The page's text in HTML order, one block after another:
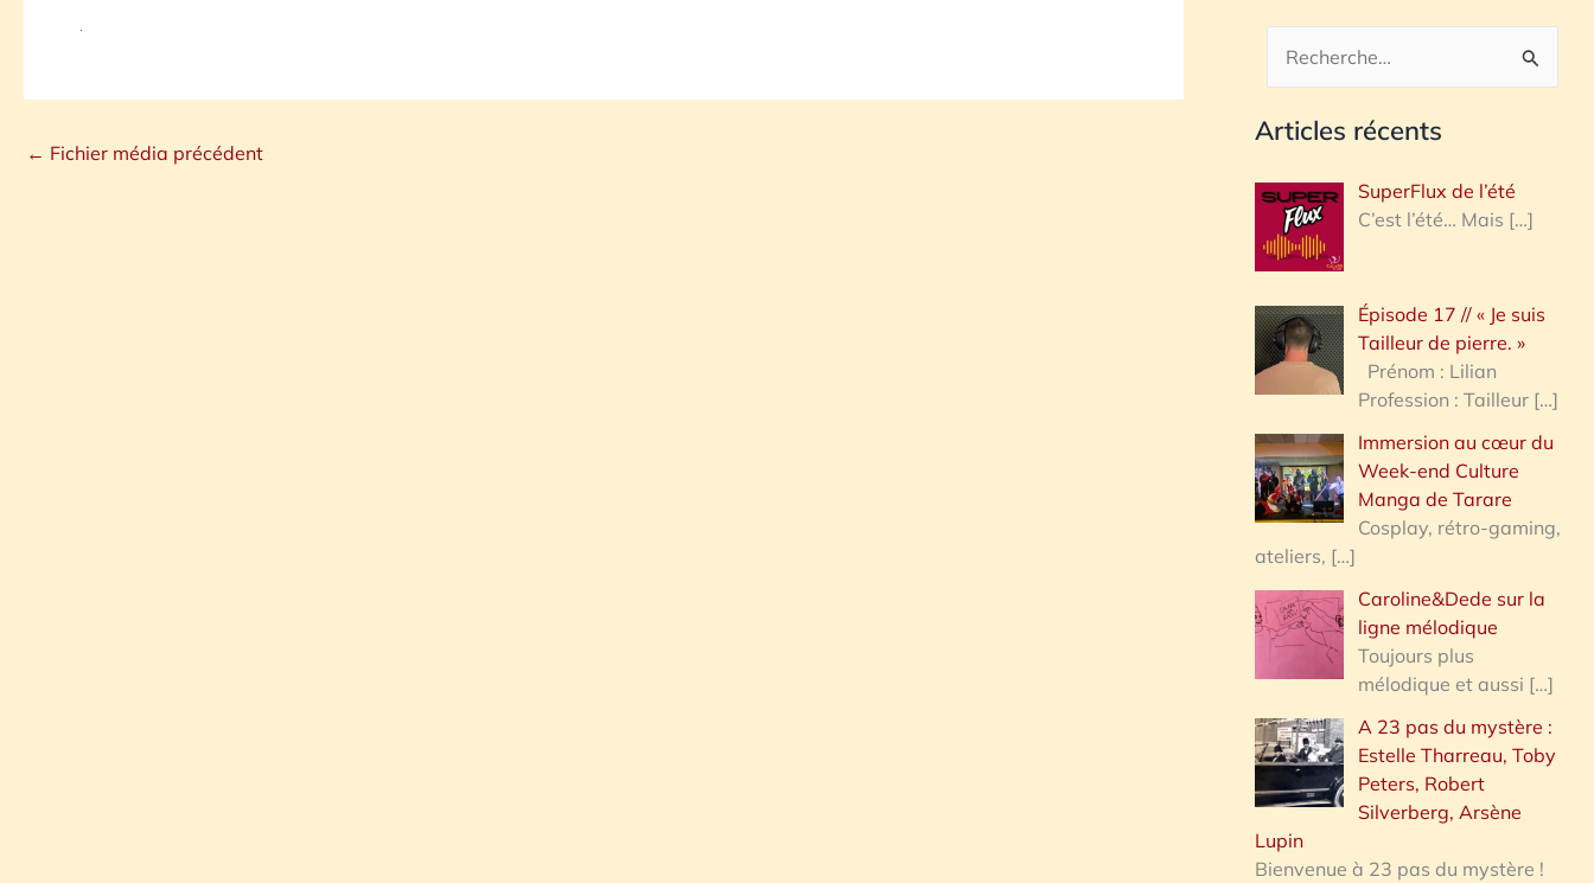
← Fichier média précédent
c
h
r
h
e
:
Articles récents
SuperFlux de l’été
C’est l’été… Mais […]
Épisode 17 // « Je suis
Tailleur de pierre. »
Prénom : Lilian
Profession : Tailleur […]
Immersion au cœur du
Week-end Culture
Manga de Tarare
Cosplay, rétro-gaming,
ateliers, […]
Caroline&Dede sur la
ligne mélodique
Toujours plus
mélodique et aussi […]
A 23 pas du mystère :
Estelle Tharreau, Toby
Peters, Robert
Silverberg, Arsène
Lupin
Bienvenue à 23 pas du mystère !